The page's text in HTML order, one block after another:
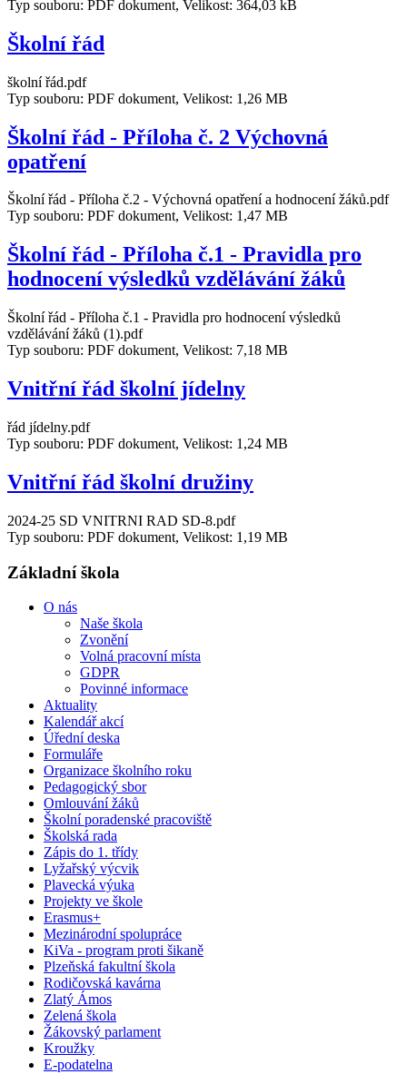
Typ souboru: PDF dokument, Velikost: 364,03 kB
Školní řád
školní řád.pdf
Typ souboru: PDF dokument, Velikost: 1,26 MB
Školní řád - Příloha č. 2 Výchovná
opatření
Školní řád - Příloha č.2 - Výchovná opatření a hodnocení žáků.pdf
Typ souboru: PDF dokument, Velikost: 1,47 MB
Školní řád - Příloha č.1 - Pravidla pro
hodnocení výsledků vzdělávání žáků
Školní řád - Příloha č.1 - Pravidla pro hodnocení výsledků
vzdělávání žáků (1).pdf
Typ souboru: PDF dokument, Velikost: 7,18 MB
Vnitřní řád školní jídelny
řád jídelny.pdf
Typ souboru: PDF dokument, Velikost: 1,24 MB
Vnitřní řád školní družiny
2024-25 SD VNITRNI RAD SD-8.pdf
Typ souboru: PDF dokument, Velikost: 1,19 MB
Základní škola
O nás
Naše škola
Zvonění
Volná pracovní místa
GDPR
Povinné informace
Aktuality
Kalendář akcí
Úřední deska
Formuláře
Organizace školního roku
Pedagogický sbor
Omlouvání žáků
Školní poradenské pracoviště
Školská rada
Zápis do 1. třídy
Lyžařský výcvik
Plavecká výuka
Projekty ve škole
Erasmus+
Mezinárodní spolupráce
KiVa - program proti šikaně
Plzeňská fakultní škola
Rodičovská kavárna
Zlatý Ámos
Zelená škola
Žákovský parlament
Kroužky
E-podatelna